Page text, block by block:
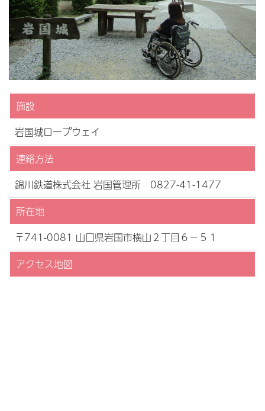
施設
岩国城ロープウェイ
連絡方法
錦川鉄道株式会社 岩国管理所 0827-41-1477
所在地
〒741-0081 山口県岩国市横山２丁目６−５１
アクセス地図